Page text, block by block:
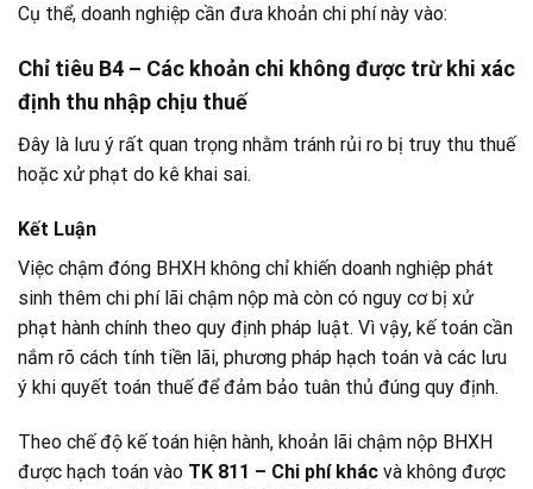
Cụ thể, doanh nghiệp cần đưa khoản chi phí này vào:
Chỉ tiêu B4 – Các khoản chi không được trừ khi xác
định thu nhập chịu thuế
Đây là lưu ý rất quan trọng nhằm tránh rủi ro bị truy thu thuế
hoặc xử phạt do kê khai sai.
Kết Luận
Việc chậm đóng BHXH không chỉ khiến doanh nghiệp phát
sinh thêm chi phí lãi chậm nộp mà còn có nguy cơ bị xử
phạt hành chính theo quy định pháp luật. Vì vậy, kế toán cần
nắm rõ cách tính tiền lãi, phương pháp hạch toán và các lưu
ý khi quyết toán thuế để đảm bảo tuân thủ đúng quy định.
Theo chế độ kế toán hiện hành, khoản lãi chậm nộp BHXH
được hạch toán vào TK 811 – Chi phí khác và không được